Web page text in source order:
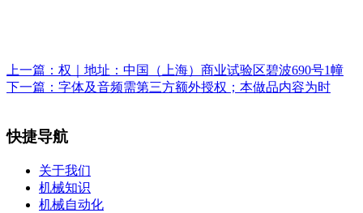
上一篇： 权｜地址：中国（上海）商业试验区碧波690号1幢
下一篇： 字体及音频需第三方额外授权；本做品内容为时
快捷导航
关于我们
机械知识
机械自动化